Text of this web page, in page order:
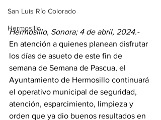
San Luis Río Colorado
Hermosillo
Hermosillo, Sonora; 4 de abril, 2024.-
En atención a quienes planean disfrutar
los días de asueto de este fin de
semana de Semana de Pascua, el
Ayuntamiento de Hermosillo continuará
el operativo municipal de seguridad,
atención, esparcimiento, limpieza y
orden que ya dio buenos resultados en